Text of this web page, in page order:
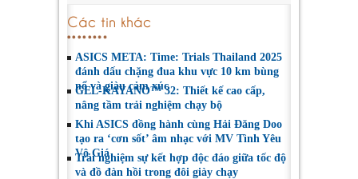
Các tin khác
ASICS META: Time: Trials Thailand 2025
đánh dấu chặng đua khu vực 10 km bùng
nổ và giàu cảm xúc
GEL-KAYANO™ 32: Thiết kế cao cấp,
nâng tầm trải nghiệm chạy bộ
Khi ASICS đồng hành cùng Hải Đăng Doo
tạo ra ‘cơn sốt’ âm nhạc với MV Tình Yêu
Vô Giá
Trải nghiệm sự kết hợp độc đáo giữa tốc độ
và đồ đàn hồi trong đôi giày chạy